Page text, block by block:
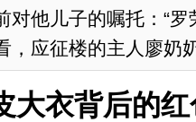
对他儿子的嘱托：“
，应征楼的主人廖奶
大衣背后的